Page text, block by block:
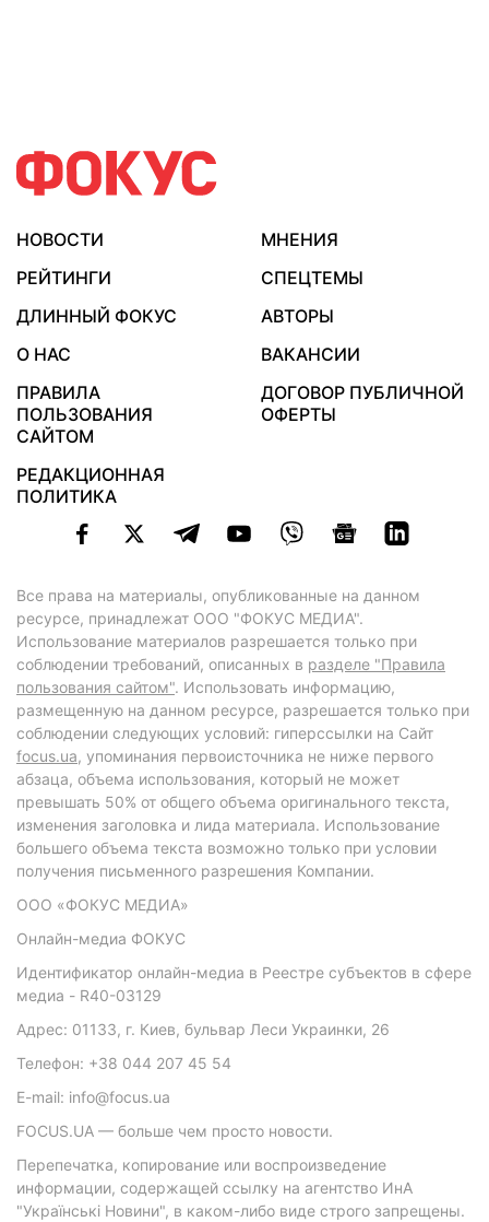
НОВОСТИ
МНЕНИЯ
РЕЙТИНГИ
СПЕЦТЕМЫ
ДЛИННЫЙ ФОКУС
АВТОРЫ
О НАС
ВАКАНСИИ
ПРАВИЛА
ПОЛЬЗОВАНИЯ
САЙТОМ
ДОГОВОР ПУБЛИЧНОЙ
ОФЕРТЫ
РЕДАКЦИОННАЯ
ПОЛИТИКА
Все права на материалы, опубликованные на данном
ресурсе, принадлежат ООО "ФОКУС МЕДИА".
Использование материалов разрешается только при
соблюдении требований, описанных в разделе "Правила
пользования сайтом". Использовать информацию,
размещенную на данном ресурсе, разрешается только при
соблюдении следующих условий: гиперссылки на Сайт
focus.ua, упоминания первоисточника не ниже первого
абзаца, объема использования, который не может
превышать 50% от общего объема оригинального текста,
изменения заголовка и лида материала. Использование
большего объема текста возможно только при условии
получения письменного разрешения Компании.
ООО «ФОКУС МЕДИА»
Онлайн-медиа ФОКУС
Идентификатор онлайн-медиа в Реестре субъектов в сфере
медиа - R40-03129
Адрес: 01133, г. Киев, бульвар Леси Украинки, 26
Телефон: +38 044 207 45 54
E-mail: info@focus.ua
FOCUS.UA — больше чем просто новости.
Перепечатка, копирование или воспроизведение
информации, содержащей ссылку на агентство ИнА
"Українські Новини", в каком-либо виде строго запрещены.